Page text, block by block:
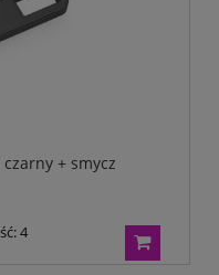
+ smycz
4